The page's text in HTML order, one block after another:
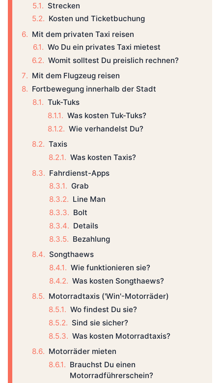
Strecken
Kosten und Ticketbuchung
Mit dem privaten Taxi reisen
Wo Du ein privates Taxi mietest
Womit solltest Du preislich rechnen?
Mit dem Flugzeug reisen
Fortbewegung innerhalb der Stadt
Tuk-Tuks
Was kosten Tuk-Tuks?
Wie verhandelst Du?
Taxis
Was kosten Taxis?
Fahrdienst-Apps
Grab
Line Man
Bolt
Details
Bezahlung
Songthaews
Wie funktionieren sie?
Was kosten Songthaews?
Motorradtaxis ('Win'-Motorräder)
Wo findest Du sie?
Sind sie sicher?
Was kosten Motorradtaxis?
Motorräder mieten
Brauchst Du einen
Motorradführerschein?